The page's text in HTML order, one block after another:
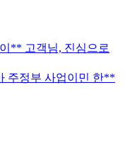
** 고객님, 진심으로
주정부 사업이민 한**